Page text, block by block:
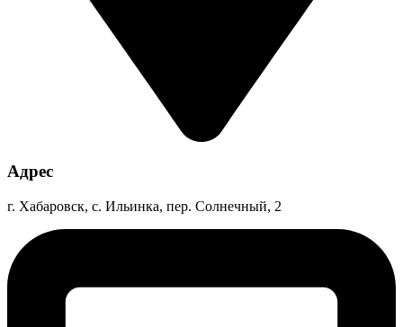
Адрес
г. Хабаровск, с. Ильинка, пер. Солнечный, 2